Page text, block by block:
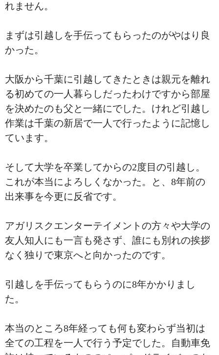
れません。
まずは引越しを手伝ってもらったのがやはり良
かった。
大阪から千葉に引越してきたときは親元を離れ
る初めての一人暮らしだったわけですから部屋
を決めたのも父と一緒にでした。けれど引越し
作業は千葉の新居で一人で行ったように記憶し
ています。
そして大学を卒業してからの2度目の引越し。
これが本当によろしくなかった。と、8年前の
出来事を今更に反省です。
アガリスクエンターテイメントの方々や大学の
友人知人にも一言も発さず、誰にも別れの挨拶
なく独りで東京へと向かったのです。
引越しを手伝ってもらうのに8年かかりまし
た。
本当のところ8年経っても何も変わらず当初は
全ての工程を一人で行う予定でした。自動車免